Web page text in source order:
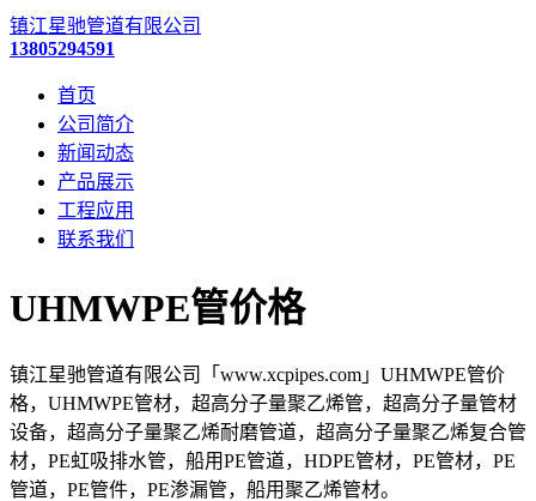
镇江星驰管道有限公司
13805294591
首页
公司简介
新闻动态
产品展示
工程应用
联系我们
UHMWPE管价格
镇江星驰管道有限公司「www.xcpipes.com」UHMWPE管价
格，UHMWPE管材，超高分子量聚乙烯管，超高分子量管材
设备，超高分子量聚乙烯耐磨管道，超高分子量聚乙烯复合管
材，PE虹吸排水管，船用PE管道，HDPE管材，PE管材，PE
管道，PE管件，PE渗漏管，船用聚乙烯管材。